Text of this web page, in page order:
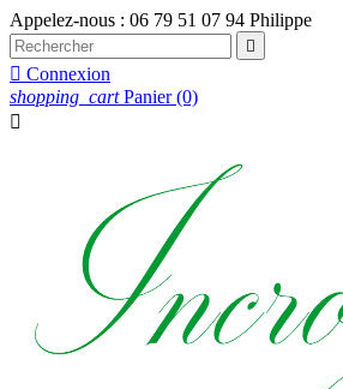
Appelez-nous : 06 79 51 07 94 Philippe

 Connexion
shopping_cart Panier (0)
